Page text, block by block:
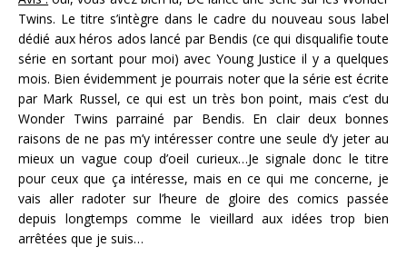
Twins. Le titre s’intègre dans le cadre du nouveau sous label
dédié aux héros ados lancé par Bendis (ce qui disqualifie toute
série en sortant pour moi) avec Young Justice il y a quelques
mois. Bien évidemment je pourrais noter que la série est écrite
par Mark Russel, ce qui est un très bon point, mais c’est du
Wonder Twins parrainé par Bendis. En clair deux bonnes
raisons de ne pas m’y intéresser contre une seule d’y jeter au
mieux un vague coup d’oeil curieux…Je signale donc le titre
pour ceux que ça intéresse, mais en ce qui me concerne, je
vais aller radoter sur l’heure de gloire des comics passée
depuis longtemps comme le vieillard aux idées trop bien
arrêtées que je suis…